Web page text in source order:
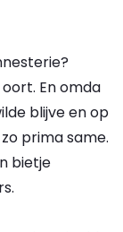
En omda
blijve en op
prima same.
bietje